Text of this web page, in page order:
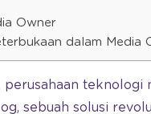
Owner
dalam Media
perusahaan teknologi
sebuah solusi